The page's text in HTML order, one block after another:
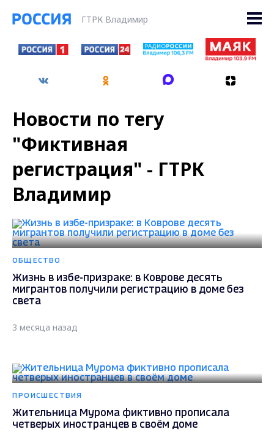
ГТРК Владимир
Новости по тегу
"Фиктивная
регистрация" - ГТРК
Владимир
ОБЩЕСТВО
Жизнь в избе-призраке: в Коврове десять
мигрантов получили регистрацию в доме без
света
3 месяца назад
ПРОИСШЕСТВИЯ
Жительница Мурома фиктивно прописала
четверых иностранцев в своём доме